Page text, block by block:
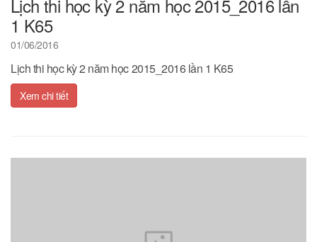
Lịch thi học kỳ 2 năm học 2015_2016 lần
1 K65
01/06/2016
Lịch thi học kỳ 2 năm học 2015_2016 lần 1 K65
Xem chi tiết